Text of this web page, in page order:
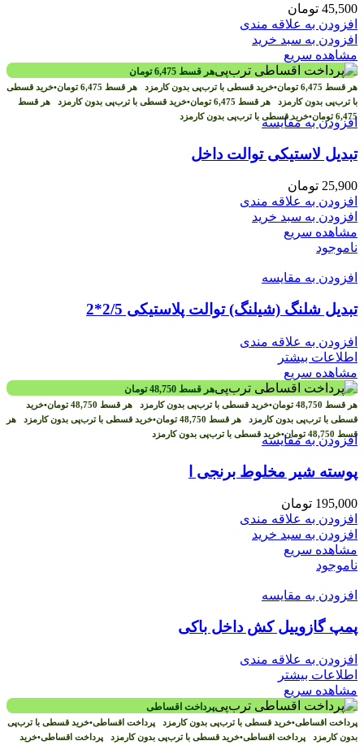
45,500 تومان
افزودن به علاقه مندی
افزودن به سبد خرید
مشاهده سریع
هر قسط 6,475 تومان
هر قسط 6,475 تومان•خرید قسطی با ترب‌پی بدون کارمزد هر قسط 6,475 تومان•خرید قسطی
با ترب‌پی بدون کارمزد هر قسط 6,475 تومان•خرید قسطی با ترب‌پی بدون کارمزد هر قسط
6,475 تومان•خرید قسطی با ترب‌پی بدون کارمزدافزودن به مقایسه
تبدیل لاستیکی توالت داخل
25,900 تومان
افزودن به علاقه مندی
افزودن به سبد خرید
مشاهده سریع
ناموجود
افزودن به مقایسه
تبدیل شلنگ (شیلنگ) توالت پلاستیکی 2/5*2
افزودن به علاقه مندی
اطلاعات بیشتر
مشاهده سریع
هر قسط 48,750 تومان
هر قسط 48,750 تومان•خرید قسطی با ترب‌پی بدون کارمزد هر قسط 48,750 تومان•خرید
قسطی با ترب‌پی بدون کارمزد هر قسط 48,750 تومان•خرید قسطی با ترب‌پی بدون کارمزد هر
قسط 48,750 تومان•خرید قسطی با ترب‌پی بدون کارمزدافزودن به مقایسه
پوسته شیر مخلوط برنجی ا
195,000 تومان
افزودن به علاقه مندی
افزودن به سبد خرید
مشاهده سریع
ناموجود
افزودن به مقایسه
پمپ گازوییل کش داخل باکی
افزودن به علاقه مندی
اطلاعات بیشتر
مشاهده سریع
پرداخت اقساطی
پرداخت اقساطی•خرید قسطی با ترب‌پی بدون کارمزد پرداخت اقساطی•خرید قسطی با ترب‌پی
بدون کارمزد پرداخت اقساطی•خرید قسطی با ترب‌پی بدون کارمزد پرداخت اقساطی•خرید